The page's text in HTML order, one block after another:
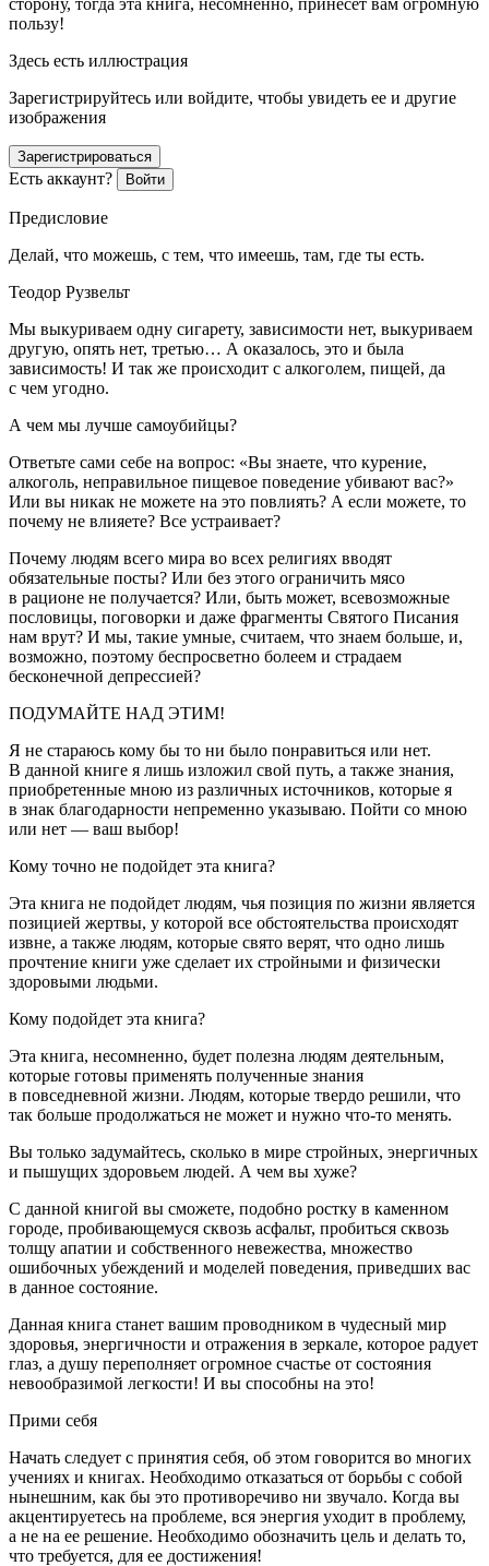
пользу!
Здесь есть иллюстрация
Зарегистрируйтесь или войдите, чтобы увидеть ее и другие
изображения
Зарегистрироваться
Есть аккаунт? Войти
Предисловие
Делай, что можешь, с тем, что имеешь, там, где ты есть.
Теодор Рузвельт
Мы выкуриваем одну сигарету, зависимости нет, выкуриваем
другую, опять нет, третью… А оказалось, это и была
зависимость! И так же происходит с алкоголем, пищей, да
с чем угодно.
А чем мы лучше самоубийцы?
Ответьте сами себе на вопрос: «Вы знаете, что курение,
алкоголь, неправильное пищевое поведение убивают вас?»
Или вы никак не можете на это повлиять? А если можете, то
почему не влияете? Все устраивает?
Почему людям всего мира во всех религиях вводят
обязательные посты? Или без этого ограничить мясо
в рационе не получается? Или, быть может, всевозможные
пословицы, поговорки и даже фрагменты Святого Писания
нам врут? И мы, такие умные, считаем, что знаем больше, и,
возможно, поэтому беспросветно болеем и страдаем
бесконечной депрессией?
ПОДУМАЙТЕ НАД ЭТИМ!
Я не стараюсь кому бы то ни было понравиться или нет.
В данной книге я лишь изложил свой путь, а также знания,
приобретенные мною из различных источников, которые я
в знак благодарности непременно указываю. Пойти со мною
или нет — ваш выбор!
Кому точно не подойдет эта книга?
Эта книга не подойдет людям, чья позиция по жизни является
позицией жертвы, у которой все обстоятельства происходят
извне, а также людям, которые свято верят, что одно лишь
прочтение книги уже сделает их стройными и физически
здоровыми людьми.
Кому подойдет эта книга?
Эта книга, несомненно, будет полезна людям деятельным,
которые готовы применять полученные знания
в повседневной жизни. Людям, которые твердо решили, что
так больше продолжаться не может и нужно что-то менять.
Вы только задумайтесь, сколько в мире стройных, энергичных
и пышущих здоровьем людей. А чем вы хуже?
С данной книгой вы сможете, подобно ростку в каменном
городе, пробивающемуся сквозь асфальт, пробиться сквозь
толщу апатии и собственного невежества, множество
ошибочных убеждений и моделей поведения, приведших вас
в данное состояние.
Данная книга станет вашим проводником в чудесный мир
здоровья, энергичности и отражения в зеркале, которое радует
глаз, а душу переполняет огромное счастье от состояния
невообразимой легкости! И вы способны на это!
Прими себя
Начать следует с принятия себя, об этом говорится во многих
учениях и книгах. Необходимо отказаться от борьбы с собой
нынешним, как бы это противоречиво ни звучало. Когда вы
акцентируетесь на проблеме, вся энергия уходит в проблему,
а не на ее решение. Необходимо обозначить цель и делать то,
что требуется, для ее достижения!